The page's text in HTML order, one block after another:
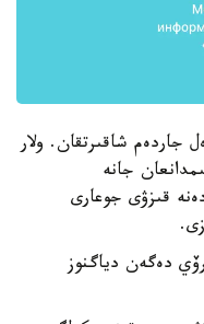
جەدەل جاردەم شاقىرتقان. ولار
جانە
قىزۋى جوعارى
دەگەن دياگنوز